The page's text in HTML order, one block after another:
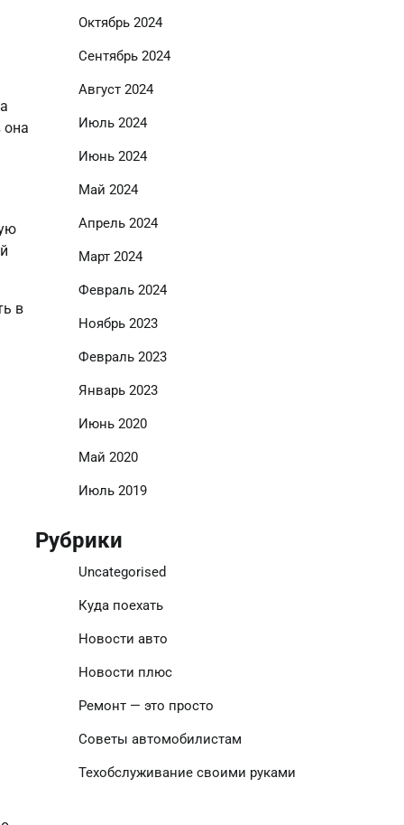
она
в
Октябрь 2024
Сентябрь 2024
Август 2024
Июль 2024
Июнь 2024
Май 2024
Апрель 2024
Март 2024
Февраль 2024
Ноябрь 2023
Февраль 2023
Январь 2023
Июнь 2020
Май 2020
Июль 2019
Рубрики
Uncategorised
Куда поехать
Новости авто
Новости плюс
Ремонт — это просто
Советы автомобилистам
Техобслуживание своими руками